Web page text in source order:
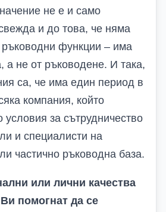
не е и само
и до това, че няма
ръководни функции – има
а не от ръководене. И така,
са, че има един период в
компания, който
условия за сътрудничество
и специалисти на
частично ръководна база.
или лични качества
Ви помогнат да се